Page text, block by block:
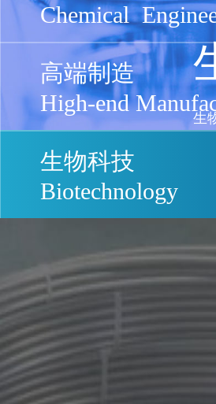
Chemical
高端制造
High-end
生物科技
Biotechnology
传